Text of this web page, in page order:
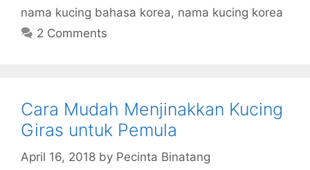
nama kucing bahasa korea, nama kucing korea
2 Comments
Cara Mudah Menjinakkan Kucing
Giras untuk Pemula
April 16, 2018 by Pecinta Binatang